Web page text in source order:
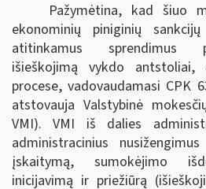
Pažymėtina, kad šiuo
ekonominių piniginių
atitinkamus sprendimus
išieškojimą vykdo
procese, vadovaudamasi CPK
atstovauja Valstybinė
VMI). VMI iš dalies
administracinius
įskaitymą, sumokėjimo
inicijavimą ir priežiūrą